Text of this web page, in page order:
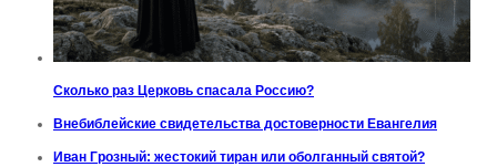
Сколько раз Церковь спасала Россию?
Внебиблейские свидетельства достоверности Евангелия
Иван Грозный: жестокий тиран или оболганный святой?